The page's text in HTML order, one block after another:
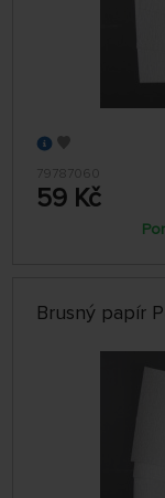
79787060
59 Kč
Brusný papír